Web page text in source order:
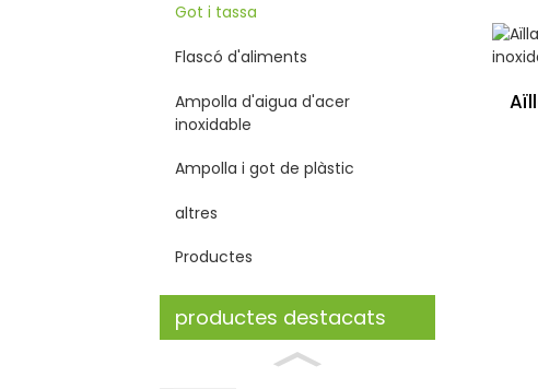
Got i tassa
Flascó d'aliments
Ampolla d'aigua d'acer
inoxidable
Ampolla i got de plàstic
altres
Productes
productes destacats